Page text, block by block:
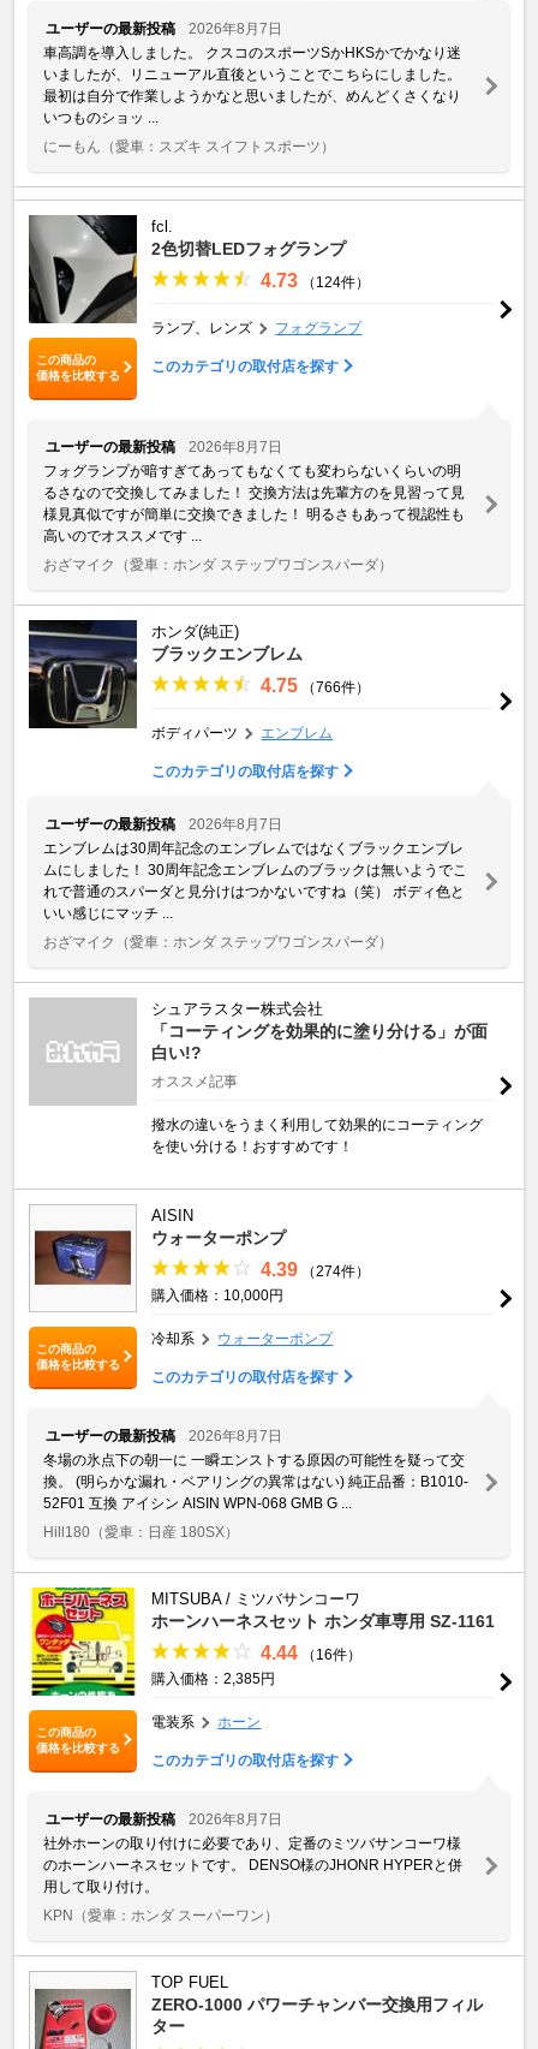
ユーザーの最新投稿
2026年8月7日
車高調を導入しました。 クスコのスポーツSかHKSかでかなり迷
いましたが、リニューアル直後ということでこちらにしました。
最初は自分で作業しようかなと思いましたが、めんどくさくなり
いつものショッ ...
にーもん （愛車：スズキ スイフトスポーツ）
この商品の
価格を比較する
fcl.
2色切替LEDフォグランプ
4.73 （124件）
ランプ、レンズ フォグランプ
このカテゴリの取付店を探す
ユーザーの最新投稿
2026年8月7日
フォグランプが暗すぎてあってもなくても変わらないくらいの明
るさなので交換してみました！ 交換方法は先輩方のを見習って見
様見真似ですが簡単に交換できました！ 明るさもあって視認性も
高いのでオススメです ...
おざマイク
（愛車：ホンダ ステップワゴンスパーダ）
ホンダ(純正)
ブラックエンブレム
4.75 （766件）
ボディパーツ エンブレム
このカテゴリの取付店を探す
ユーザーの最新投稿
2026年8月7日
エンブレムは30周年記念のエンブレムではなくブラックエンブレ
ムにしました！ 30周年記念エンブレムのブラックは無いようでこ
れで普通のスパーダと見分けはつかないですね（笑） ボディ色と
いい感じにマッチ ...
おざマイク
（愛車：ホンダ ステップワゴンスパーダ）
シュアラスター株式会社
「コーティングを効果的に塗り分ける」が面
白い!?
オススメ記事
撥水の違いをうまく利用して効果的にコーティング
を使い分ける！おすすめです！
この商品の
価格を比較する
AISIN
ウォーターポンプ
4.39
（274件）
購入価格：10,000円
冷却系 ウォーターポンプ
このカテゴリの取付店を探す
ユーザーの最新投稿
2026年8月7日
冬場の氷点下の朝一に 一瞬エンストする原因の可能性を疑って交
換。 (明らかな漏れ・ベアリングの異常はない) 純正品番：B1010-
52F01 互換 アイシン AISIN WPN-068 GMB G ...
Hill180 （愛車：日産 180SX）
この商品の
価格を比較する
MITSUBA / ミツバサンコーワ
ホーンハーネスセット ホンダ車専用 SZ-1161
4.44
（16件）
購入価格：2,385円
電装系 ホーン
このカテゴリの取付店を探す
ユーザーの最新投稿
2026年8月7日
社外ホーンの取り付けに必要であり、定番のミツバサンコーワ様
のホーンハーネスセットです。 DENSO様のJHONR HYPERと併
用して取り付け。
KPN （愛車：ホンダ スーパーワン）
TOP FUEL
ZERO-1000 パワーチャンバー交換用フィル
ター